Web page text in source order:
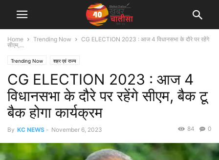
Home Trending Now
CG ELECTION 2023 : आज 4 विधानसभा के दौरे पर रहेंगे
सीएम,...
Trending Now शहर एवं राज्य
CG ELECTION 2023 : आज 4
विधानसभा के दौरे पर रहेंगे सीएम, बैक टू
बैक होगा कार्यक्रम
By KC NEWS - November 6, 2023 0
84